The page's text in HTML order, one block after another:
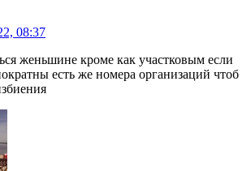
08:37
женьшине кроме как участковым если
есть же номера организаций чтоб